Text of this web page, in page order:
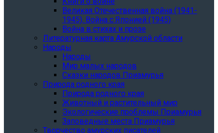
Великая Отечественная война (1941-
1945). Война с Японией (1945)
Война в стихах и прозе
Литературная карта Амурской области
Народы
Народы
Мир малых народов
Сказки народов Приамурья
Природа родного края
Природа родного края
Животный и растительный мир
Экологические проблемы Приамурья
Заповедные места Приамурья
Творчество амурских писателей